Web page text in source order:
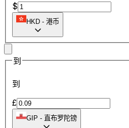
$
HKD - 港币
到
到
£
GIP - 直布罗陀镑